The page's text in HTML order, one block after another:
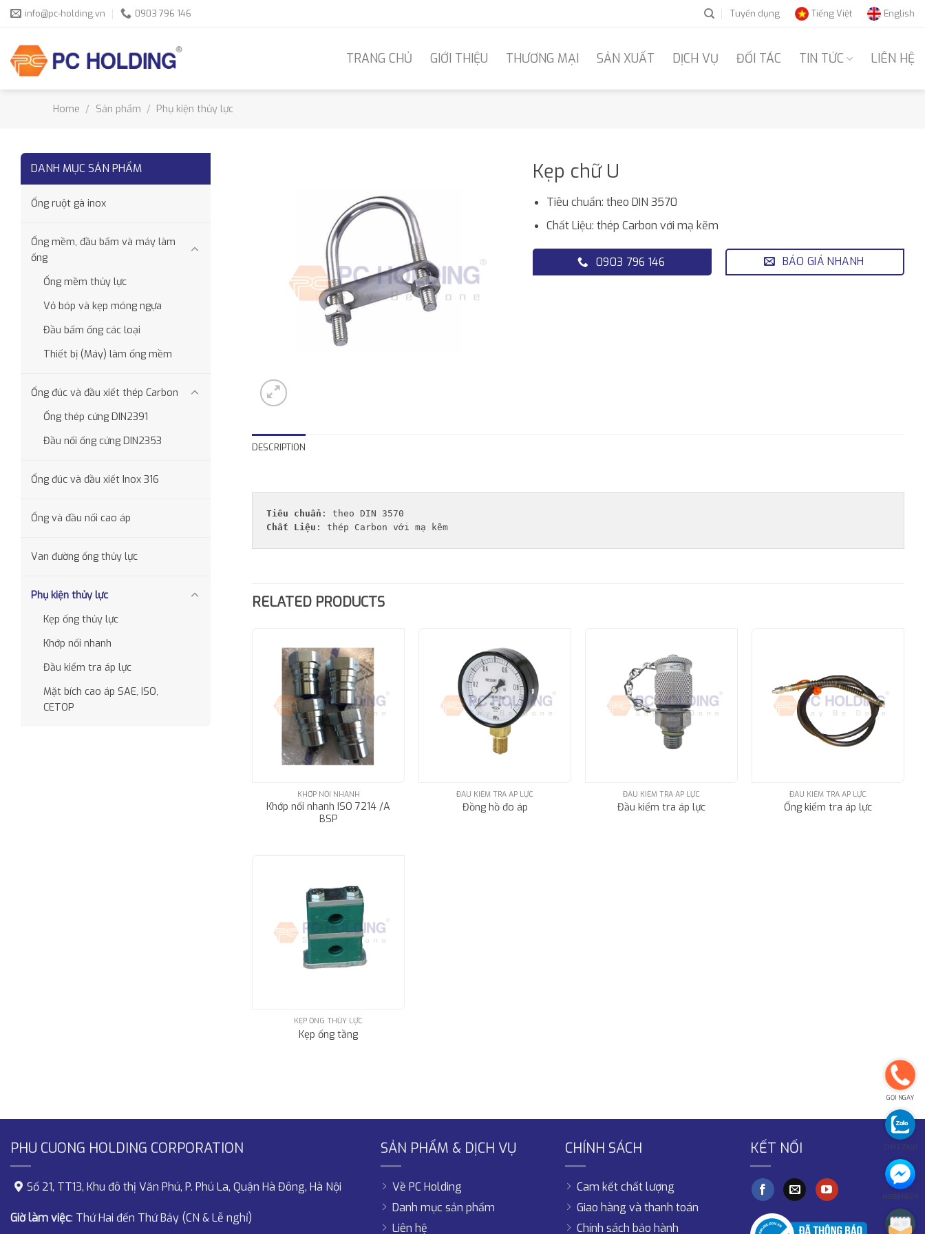
Skip
content
info@pc-holding.vn 0903 796 146 Tuyển dụng Tiếng Việt English
TRANG CHỦ GIỚI THIỆU THƯƠNG MẠI SẢN XUẤT DỊCH VỤ ĐỐI TÁC TIN TỨC LIÊN HỆ
Home / Sản phẩm / Phụ kiện thủy lực
DANH MỤC SẢN PHẨM
Ống ruột gà inox
Ống mềm, đầu bấm và máy làm
ống
Ống mềm thủy lực
Vỏ bóp và kẹp móng ngựa
Đầu bấm ống các loại
Thiết bị (Máy) làm ống mềm
Ống đúc và đầu xiết thép Carbon
Ống thép cứng DIN2391
Đầu nối ống cứng DIN2353
Ống đúc và đầu xiết Inox 316
Ống và đầu nối cao áp
Van đường ống thủy lực
Phụ kiện thủy lực
Kẹp ống thủy lực
Khớp nối nhanh
Đầu kiểm tra áp lực
Mặt bích cao áp SAE, ISO,
CETOP
Kẹp chữ U
Tiêu chuẩn: theo DIN 3570
Chất Liệu: thép Carbon với mạ kẽm
0903 796 146 BÁO GIÁ NHANH
DESCRIPTION
Tiêu chuẩn
Chất Liệu : thép Carbon với mạ kẽm
RELATED PRODUCTS
KHỚP NỐI NHANH
Khớp nối nhanh ISO 7214 /A
BSP
ĐẦU KIỂM TRA ÁP LỰC
Đồng hồ đo áp
ĐẦU KIỂM TRA ÁP LỰC
Đầu kiểm tra áp lực
ĐẦU KIỂM TRA ÁP LỰC
Ống kiểm tra áp lực
KẸP ỐNG THỦY LỰC
Kẹp ống tầng
PHU CUONG HOLDING CORPORATION
Số 21, TT13, Khu đô thị Văn Phú, P. Phú La, Quận Hà Đông, Hà Nội
Giờ làm việc: Thứ Hai đến Thứ Bảy (CN & Lễ nghỉ)
SẢN PHẨM & DỊCH VỤ
Về PC Holding
Danh mục sản phẩm
Liên hệ
CHÍNH SÁCH
Cam kết chất lượng
Giao hàng và thanh toán
Chính sách bảo hành
KẾT NỐI
GỌI NGAY
CHAT ZALO
MESSENGER